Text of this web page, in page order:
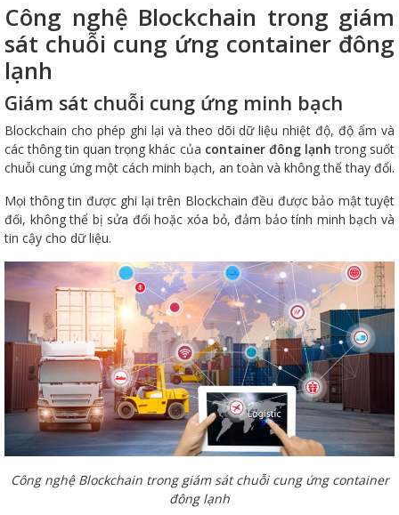
Công nghệ Blockchain trong giám
sát chuỗi cung ứng container đông
lạnh
Giám sát chuỗi cung ứng minh bạch
Blockchain cho phép ghi lại và theo dõi dữ liệu nhiệt độ, độ ẩm và
các thông tin quan trọng khác của container đông lạnh trong suốt
chuỗi cung ứng một cách minh bạch, an toàn và không thể thay đổi.
Mọi thông tin được ghi lại trên Blockchain đều được bảo mật tuyệt
đối, không thể bị sửa đổi hoặc xóa bỏ, đảm bảo tính minh bạch và
tin cậy cho dữ liệu.
Công nghệ Blockchain trong giám sát chuỗi cung ứng container
đông lạnh